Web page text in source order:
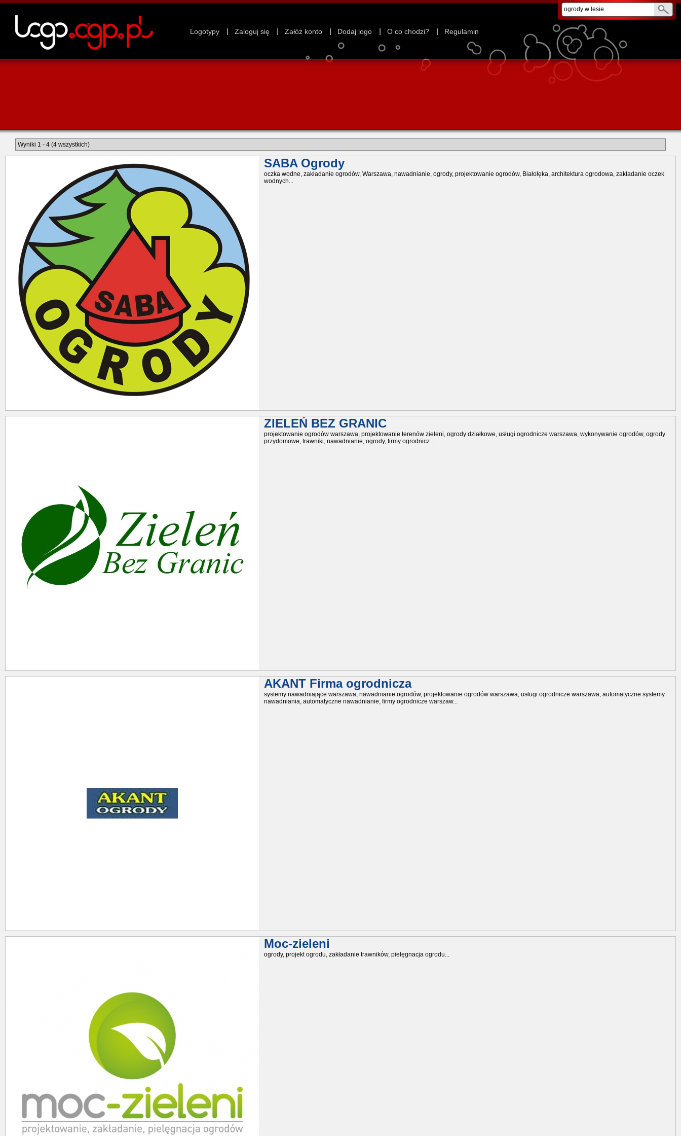
Logotypy Zaloguj się Załóż konto Dodaj logo O co chodzi? Regulamin
Wyniki 1 - 4 (4 wszystkich)
SABA Ogrody
oczka wodne, zakładanie ogrodów, Warszawa, nawadnianie, ogrody, projektowanie ogrodów, Białołęka, architektura ogrodowa, zakładanie oczek
wodnych...
ZIELEŃ BEZ GRANIC
projektowanie ogrodów warszawa, projektowanie terenów zieleni, ogrody działkowe, usługi ogrodnicze warszawa, wykonywanie ogrodów, ogrody
przydomowe, trawniki, nawadnianie, ogrody, firmy ogrodnicz...
AKANT Firma ogrodnicza
systemy nawadniające warszawa, nawadnianie ogrodów, projektowanie ogrodów warszawa, usługi ogrodnicze warszawa, automatyczne systemy
nawadniania, automatyczne nawadnianie, firmy ogrodnicze warszaw...
Moc-zieleni
ogrody, projekt ogrodu, zakładanie trawników, pielęgnacja ogrodu...